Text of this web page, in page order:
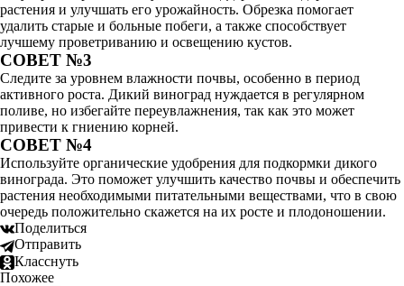
растения и улучшать его урожайность. Обрезка помогает
удалить старые и больные побеги, а также способствует
лучшему проветриванию и освещению кустов.
СОВЕТ №3
Следите за уровнем влажности почвы, особенно в период
активного роста. Дикий виноград нуждается в регулярном
поливе, но избегайте переувлажнения, так как это может
привести к гниению корней.
СОВЕТ №4
Используйте органические удобрения для подкормки дикого
винограда. Это поможет улучшить качество почвы и обеспечить
растения необходимыми питательными веществами, что в свою
очередь положительно скажется на их росте и плодоношении.
Поделиться
Отправить
Класснуть
Похожее